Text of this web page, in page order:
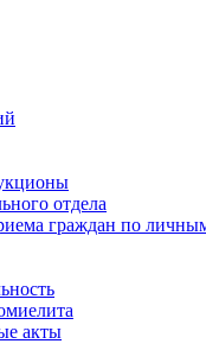
отдела
граждан по
акты